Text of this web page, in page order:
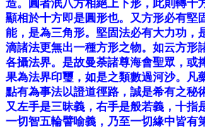
造。圓者泯八方相絕上下形，此則轉十
顯相於十方即是圓形也。又方形必有堅
能，是為三角形。堅固法必有大力功，
滴諸法更無出一種方形之物。如云方形
各攝法界。是故曼荼諸尊海會聖眾，或
果為法界印璽，如是之類數過河沙。凡
點有為事法以證道徑路，誠是希有之秘
又左手是三昧義，右手是般若義，十指
一切智五輪譬喻義，乃至一切緣中皆有